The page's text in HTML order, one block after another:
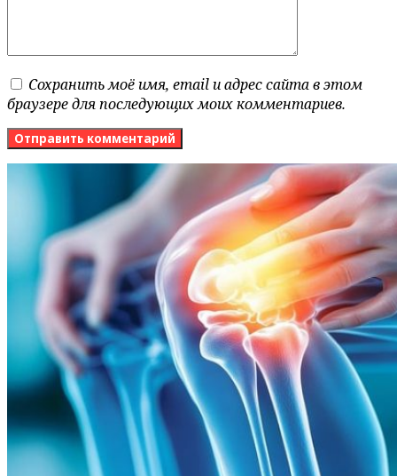
Сохранить моё имя, email и адрес сайта в этом
браузере для последующих моих комментариев.